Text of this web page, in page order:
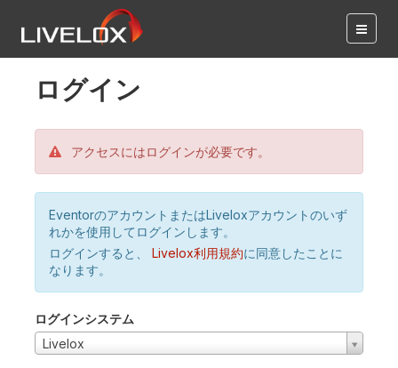
ログイン
アクセスにはログインが必要です。
EventorのアカウントまたはLiveloxアカウントのいず
れかを使用してログインします。
ログインすると、
Livelox利用規約に同意したことに
なります。
ログインシステム
Livelox